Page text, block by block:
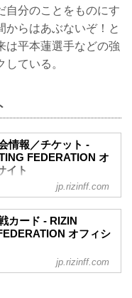
自分のことをものにす
からはあぶないぞ！と
は平本蓮選手などの強
ている。
情報／チケット -
FEDERATION オ
イト
要
（日）11:30開場（予定）
間は予定です。決定次第
jp.rizinff.com
カード - RIZIN
オフィシ
ルマッチ／ホベルト・サ
jp.rizinff.com